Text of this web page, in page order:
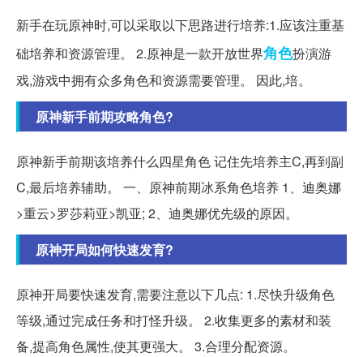
新手在玩原神时,可以采取以下思路进行培养:1.应该注重基
础培养和资源管理。 2.原神是一款开放世界角色扮演游
戏,游戏中拥有众多角色和资源需要管理。 因此,培。
原神新手前期攻略角色?
原神新手前期该培养什么四星角色 记住先培养主C,再到副
C,最后培养辅助。 一、原神前期冰系角色培养 1、迪奥娜
>重云>罗莎莉亚>凯亚; 2、迪奥娜优先级的原因。
原神开局如何快速发育?
原神开局要快速发育,需要注意以下几点: 1.尽快升级角色
等级,通过完成任务和打怪升级。 2.收集更多的素材和装
备,提高角色属性,使其更强大。 3.合理分配资源。